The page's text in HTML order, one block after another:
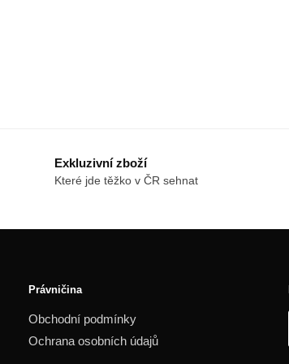
Exkluzivní zboží
Které jde těžko v ČR sehnat
Právničina
Obchodní podmínky
Ochrana osobních údajů